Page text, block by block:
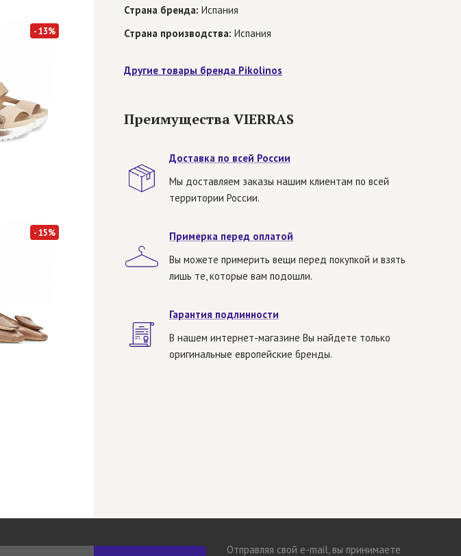
- 13%
- 15%
Страна бренда: Испания
Страна производства: Испания
Другие товары бренда Pikolinos
Преимущества VIERRAS
Доставка по всей России
Мы доставляем заказы нашим клиентам по всей
территории России.
Примерка перед оплатой
Вы можете примерить вещи перед покупкой и взять
лишь те, которые вам подошли.
Гарантия подлинности
В нашем интернет-магазине Вы найдете только
оригинальные европейские бренды.
Отправляя свой e-mail, вы принимаете